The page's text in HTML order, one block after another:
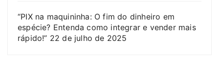
“PIX na maquininha: O fim do dinheiro em
espécie? Entenda como integrar e vender mais
rápido!” 22 de julho de 2025